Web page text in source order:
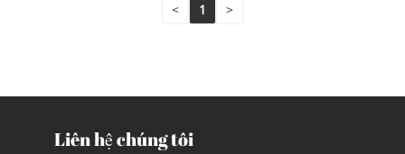
< 1 >
Liên hệ chúng tôi